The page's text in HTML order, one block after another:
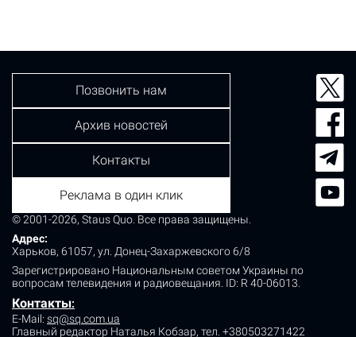
© 2001-2026, Staus Quo. Все права защищены.
Адрес:
Харьков, 61057, ул. Донец-Захаржевского 6/8
Зарегистрировано Национальным советом Украины по
вопросам телевидения и радиовещания. ID: R 40-06013.
Контакты:
E-Mail: sq@sq.com.ua
Главный редактор Наталья Кобзар, тел. +380503271422
Позвонить нам
Архив новостей
Контакты
Реклама в один клик